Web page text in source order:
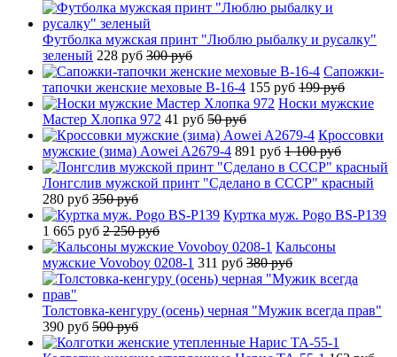
Футболка мужская принт "Люблю рыбалку и русалку"
зеленый 228 руб 300 руб
Сапожки-
тапочки женские меховые B-16-4 155 руб 199 руб
Носки мужские
Мастер Хлопка 972 41 руб 50 руб
Кроссовки
мужские (зима) Aowei A2679-4 891 руб 1 100 руб
Лонгслив мужской принт "Сделано в СССР" красный
280 руб 350 руб
Куртка муж. Pogo BS-P139
1 665 руб 2 250 руб
Кальсоны
мужские Vovoboy 0208-1 311 руб 380 руб
Толстовка-кенгуру (осень) черная "Мужик всегда прав"
390 руб 500 руб